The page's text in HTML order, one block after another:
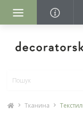
Тканина